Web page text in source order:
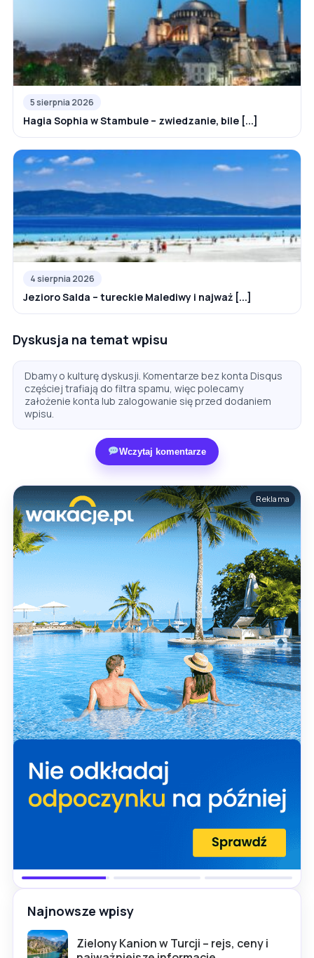
5 sierpnia 2026
Hagia Sophia w Stambule – zwiedzanie, bile [...]
4 sierpnia 2026
Jezioro Salda – tureckie Malediwy i najważ [...]
Dyskusja na temat wpisu
Dbamy o kulturę dyskusji. Komentarze bez konta Disqus
częściej trafiają do filtra spamu, więc polecamy
założenie konta lub zalogowanie się przed dodaniem
wpisu.
Wczytaj komentarze
Reklama
Najnowsze wpisy
Zielony Kanion w Turcji – rejs, ceny i